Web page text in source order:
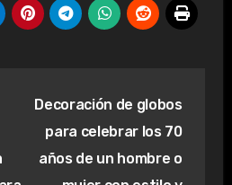
Decoración de globos
para celebrar los 70
años de un hombre o